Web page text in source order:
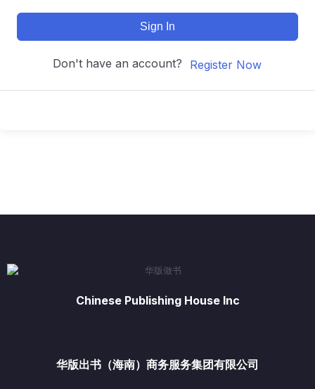
Sign In
Don't have an account? Register Now
Chinese Publishing House Inc
华版出书（海南）商务服务集团有限公司